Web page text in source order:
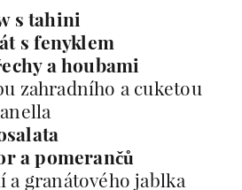
s tahini
s fenyklem
a houbami
zahradního a cuketou
a pomerančů
a granátového jablka